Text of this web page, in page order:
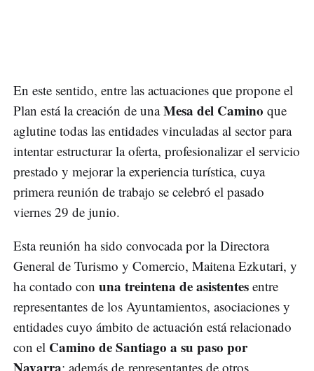
En este sentido, entre las actuaciones que propone el
Plan está la creación de unaMesa del Camino que
aglutine todas las entidades vinculadas al sector para
intentar estructurar la oferta, profesionalizar el servicio
prestado y mejorar la experiencia turística, cuya
primera reunión de trabajo se celebró el pasado
viernes 29 de junio.
Esta reunión ha sido convocada por la Directora
General de Turismo y Comercio, Maitena Ezkutari, y
ha contado con una treintena de asistentes entre
representantes de los Ayuntamientos, asociaciones y
entidades cuyo ámbito de actuación está relacionado
con el Camino de Santiago a su paso por
; además de representantes de otros